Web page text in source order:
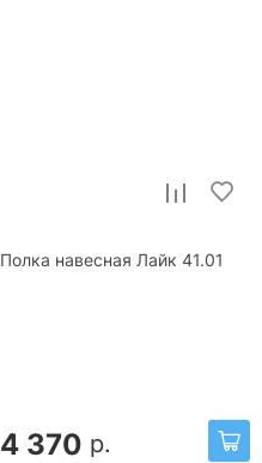
Полка навесная Лайк 41.01
4 370 р.